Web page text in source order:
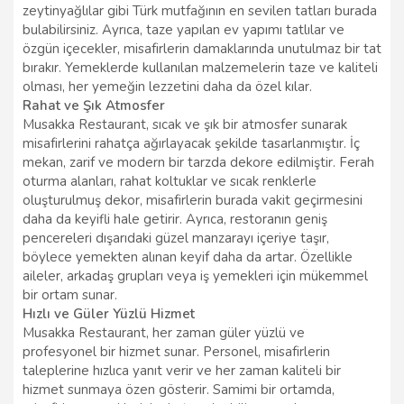
zeytinyağlılar gibi Türk mutfağının en sevilen tatları burada
bulabilirsiniz. Ayrıca, taze yapılan ev yapımı tatlılar ve
özgün içecekler, misafirlerin damaklarında unutulmaz bir tat
bırakır. Yemeklerde kullanılan malzemelerin taze ve kaliteli
olması, her yemeğin lezzetini daha da özel kılar.
Rahat ve Şık Atmosfer
Musakka Restaurant, sıcak ve şık bir atmosfer sunarak
misafirlerini rahatça ağırlayacak şekilde tasarlanmıştır. İç
mekan, zarif ve modern bir tarzda dekore edilmiştir. Ferah
oturma alanları, rahat koltuklar ve sıcak renklerle
oluşturulmuş dekor, misafirlerin burada vakit geçirmesini
daha da keyifli hale getirir. Ayrıca, restoranın geniş
pencereleri dışarıdaki güzel manzarayı içeriye taşır,
böylece yemekten alınan keyif daha da artar. Özellikle
aileler, arkadaş grupları veya iş yemekleri için mükemmel
bir ortam sunar.
Hızlı ve Güler Yüzlü Hizmet
Musakka Restaurant, her zaman güler yüzlü ve
profesyonel bir hizmet sunar. Personel, misafirlerin
taleplerine hızlıca yanıt verir ve her zaman kaliteli bir
hizmet sunmaya özen gösterir. Samimi bir ortamda,